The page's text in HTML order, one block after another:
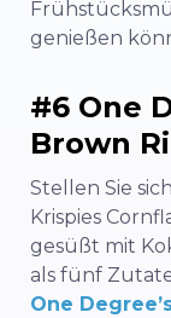
genießen
#6 One
Brown
Stellen Sie
Krispies
gesüßt mit
als fünf
One